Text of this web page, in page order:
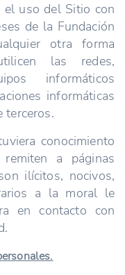
el uso del Sitio con
de la Fundación
otra forma
las redes,
informáticos
informáticas
terceros.
conocimiento
a páginas
ilícitos, nocivos,
a la moral le
en contacto con